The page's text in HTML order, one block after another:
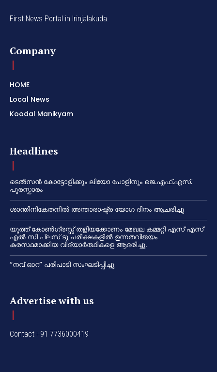
First News Portal in Irinjalakuda.
Company
HOME
Local News
Koodal Manikyam
Headlines
ടെൽസൻ കോട്ടോളിക്കും ലിയോ പോളിനും ജെ.എഫ്.എസ്.
പുരസ്കാരം
ശാന്തിനികേതനിൽ അന്താരാഷ്ട്ര യോഗ ദിനം ആചരിച്ചു
യൂത്ത് കോൺഗ്രസ്സ് തളിയക്കോണം മേഖല കമ്മറ്റി എസ് എസ്
എൽ സി പ്ലസ് ടു പരീക്ഷകളിൽ ഉന്നതവിജയം
കരസ്ഥമാക്കിയ വിദ്യാർത്ഥികളെ ആദരിച്ചു.
“നവ് ഓറ” പരിപാടി സംഘടിപ്പിച്ചു
Advertise with us
Contact +91 7736000419